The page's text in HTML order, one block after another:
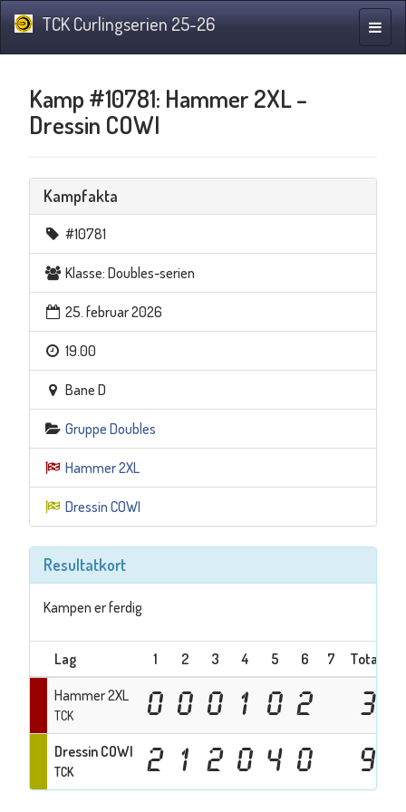
TCK Curlingserien 25-26
Kamp #10781: Hammer 2XL –
Dressin COWI
Kampfakta
#10781
Klasse: Doubles-serien
25. februar 2026
19.00
Bane D
Gruppe Doubles
Hammer 2XL
Dressin COWI
Resultatkort
Kampen er ferdig
Lag 1 2 3 4 5 6 7
Totalt
Hammer 2XL
TCK 0 0 0 1 0 2 3
Dressin COWI
TCK 2 1 2 0 4 0 9